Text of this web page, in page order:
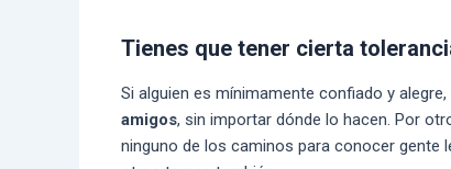
Tienes que tener cierta
Si alguien es mínimamente confiado y
amigos, sin importar dónde lo hacen. Por
ninguno de los caminos para conocer gente